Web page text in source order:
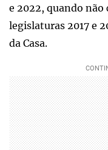
e 2022, quando não
legislaturas 2017 e
da Casa.